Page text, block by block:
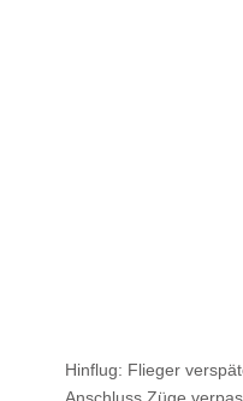
Hinflug: Flieger